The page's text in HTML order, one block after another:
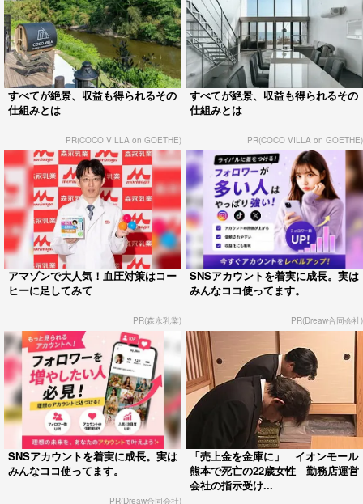
すべてが絶景、収益も得られるその
仕組みとは
PR(COCO VILLA on GOETHE)
すべてが絶景、収益も得られるその
仕組みとは
PR(COCO VILLA on GOETHE)
アマゾンで大人気！血圧対策はコー
ヒーに足してみて
PR(森永乳業)
SNSアカウントを着実に成長。実は
みんなココ使ってます。
PR(Dreaw合同会社)
SNSアカウントを着実に成長。実は
みんなココ使ってます。
PR(Dreaw合同会社)
「売上金を金庫に」 イオンモール
熊本で死亡の22歳女性 勤務店運営
会社の指示受け...